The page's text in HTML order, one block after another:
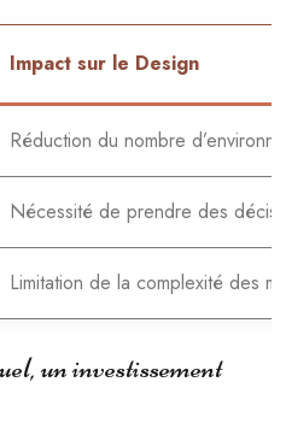
Impact sur le Design
Réduction du nombre
Nécessité de prendre des
Limitation de la complexité des
un investissement